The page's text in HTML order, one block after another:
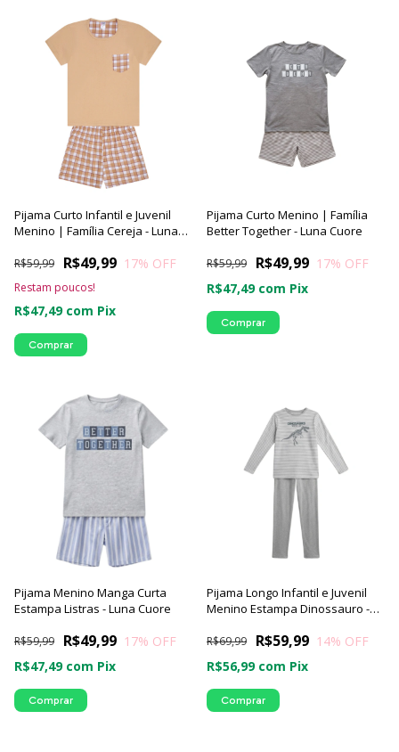
Pijama Curto Infantil e Juvenil
Menino | Família Cereja - Luna
R$49,99
R$59,99 17% OFF
R$47,49 com Pix
Restam poucos!
Comprar
Pijama Curto Menino | Família
Better Together - Luna Cuore
R$49,99
R$59,99 17% OFF
R$47,49 com Pix
Comprar
Pijama Menino Manga Curta
Estampa Listras - Luna Cuore
R$49,99
R$59,99 17% OFF
R$47,49 com Pix
Comprar
Pijama Longo Infantil e Juvenil
Menino Estampa Dinossauro -
R$59,99
R$69,99 14% OFF
R$56,99 com Pix
Comprar